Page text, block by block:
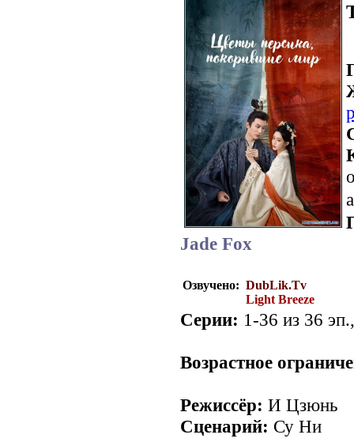
Jade Fox
Озвучено: DubLik.Tv
Light Breeze
Серии: 1-36 из 36
Возрастное
Режиссёр: И Цзюнь
Сценарий: Су Ни